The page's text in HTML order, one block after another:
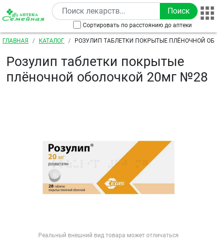
Перейти к основному содержанию
Сортировать по расстоянию до аптеки
Строка навигации
ГЛАВНАЯ КАТАЛОГ РОЗУЛИП ТАБЛЕТКИ ПОКРЫТЫЕ ПЛЁНОЧНОЙ
Розулип таблетки покрытые
плёночной оболочкой 20мг №28
Реальный внешний вид товара может отличаться